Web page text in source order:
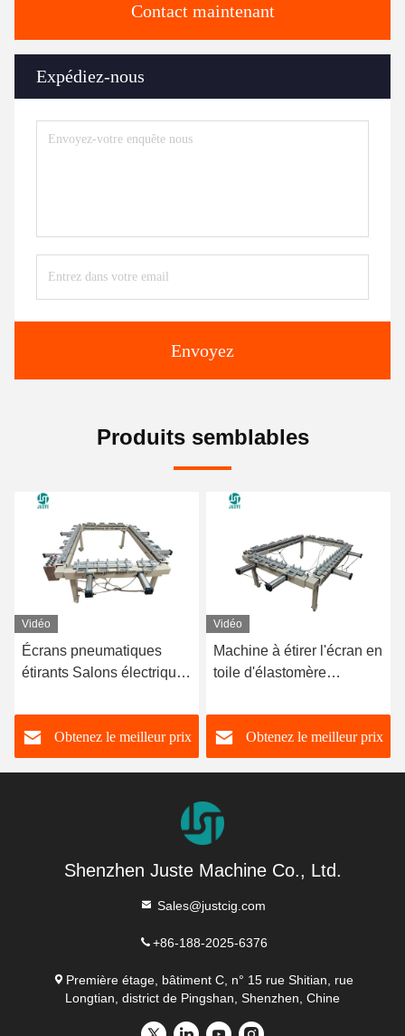
Contact maintenant
Expédiez-nous
Envoyez
Produits semblables
Vidéo
Écrans pneumatiques
étirants Salons électriques
Industrie mécanique
Semi-automatique
machine à étirer
Obtenez le meilleur prix
Vidéo
Machine à étirer l'écran en
toile d'élastomère
Étirer l'écran pour la
machine à écrane
Obtenez le meilleur prix
Shenzhen Juste Machine Co., Ltd.
Sales@justcig.com
+86-188-2025-6376
Première étage, bâtiment C, n° 15 rue Shitian, rue
Longtian, district de Pingshan, Shenzhen, Chine